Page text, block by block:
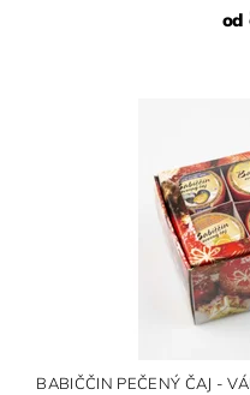
od
BABIČČIN PEČENÝ ČAJ -